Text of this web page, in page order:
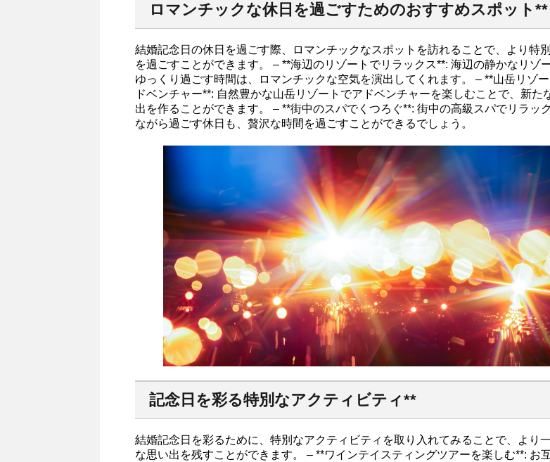
ロマンチックな休日を過ごすためのおすすめスポット**
結婚記念日の休日を過ごす際、ロマンチックなスポットを訪れることで、より特
を過ごすことができます。 – **海辺のリゾートでリラックス**: 海辺の静かなリゾ
ゆっくり過ごす時間は、ロマンチックな空気を演出してくれます。 – **山岳リゾ
ドベンチャー**: 自然豊かな山岳リゾートでアドベンチャーを楽しむことで、新た
出を作ることができます。 – **街中のスパでくつろぐ**: 街中の高級スパでリラッ
ながら過ごす休日も、贅沢な時間を過ごすことができるでしょう。
記念日を彩る特別なアクティビティ**
結婚記念日を彩るために、特別なアクティビティを取り入れてみることで、より
な思い出を残すことができます。 – **ワインテイスティングツアーを楽しむ**: お